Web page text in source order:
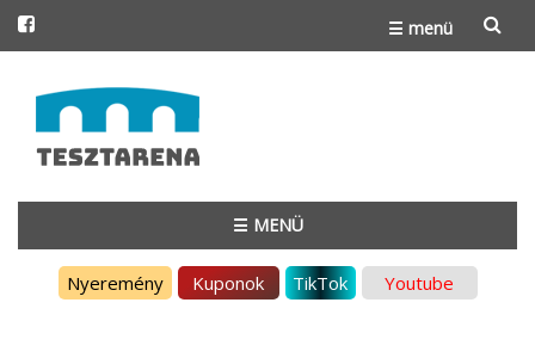
☰ menü
to
content
☰ MENÜ
Nyeremény Kuponok TikTok Youtube